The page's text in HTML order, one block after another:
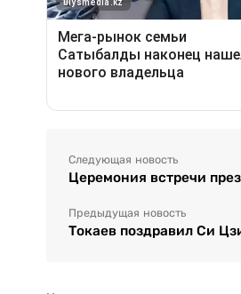
Следующая новость
Церемония встречи
Предыдущая новость
Токаев поздравил Си